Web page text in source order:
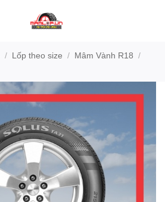
/ Lốp theo size / Mâm Vành R18 /